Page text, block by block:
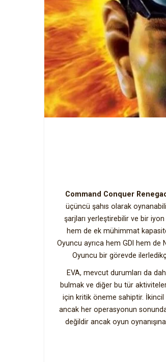
Command Conquer
üçüncü şahıs olarak
şarjları yerleştirebilir ve bir
hem de ek mühimmat
Oyuncu ayrıca hem GDI hem de
Oyuncu bir görevde
EVA, mevcut durumları da
bulmak ve diğer bu tür
için kritik öneme sahiptir. İkincil
ancak her operasyonun
değildir ancak oyun